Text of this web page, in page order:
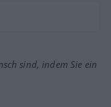
sind, indem Sie ein